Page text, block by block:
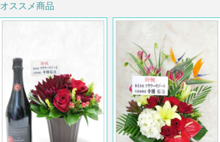
オススメ商品